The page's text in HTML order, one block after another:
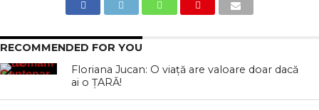
RECOMMENDED FOR YOU
Floriana Jucan: O viață are valoare doar dacă
ai o ȚARĂ!